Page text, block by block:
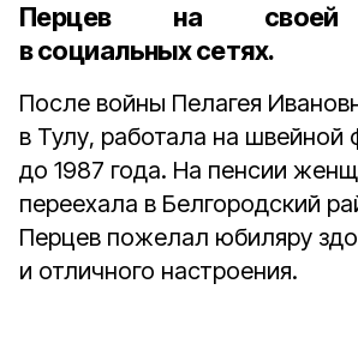
Перцев на своей
в социальных сетях.
После войны Пелагея
в Тулу, работала на швейной
до 1987 года. На пенсии
переехала в Белгородский
Перцев пожелал юбиляру
и отличного настроения.